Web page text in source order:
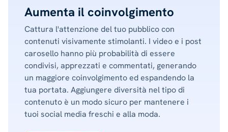
Aumenta il coinvolgimento
Cattura l'attenzione del tuo pubblico con
contenuti visivamente stimolanti. I video e i post
carosello hanno più probabilità di essere
condivisi, apprezzati e commentati, generando
un maggiore coinvolgimento ed espandendo la
tua portata. Aggiungere diversità nel tipo di
contenuto è un modo sicuro per mantenere i
tuoi social media freschi e alla moda.